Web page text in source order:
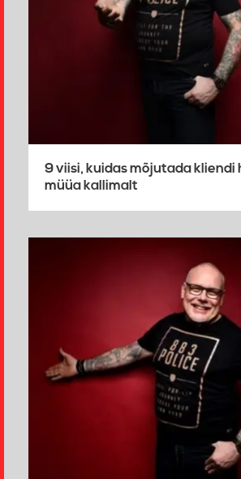
9 viisi, kuidas mõjutada kliendi
müüa kallimalt